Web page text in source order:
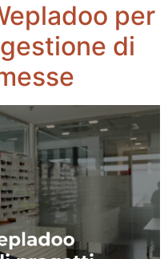
per
di